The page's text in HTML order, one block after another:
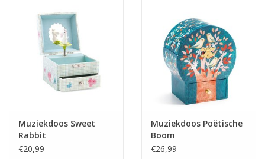
Muziekdoos Sweet
Rabbit
€20,99
Muziekdoos Poëtische
Boom
€26,99